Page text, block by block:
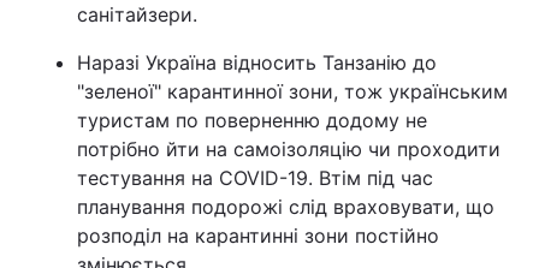
санітайзери.
Наразі Україна відносить Танзанію до
"зеленої" карантинної зони, тож українським
туристам по поверненню додому не
потрібно йти на самоізоляцію чи проходити
тестування на COVID-19. Втім під час
планування подорожі слід враховувати, що
розподіл на карантинні зони постійно